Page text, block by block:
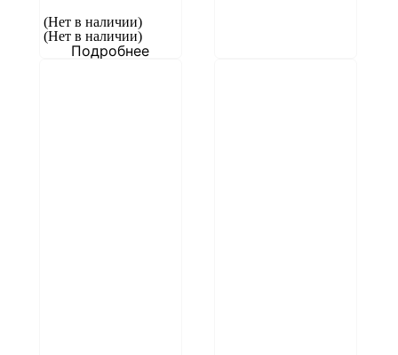
(Нет в наличии)
(Нет в наличии)
Подробнее